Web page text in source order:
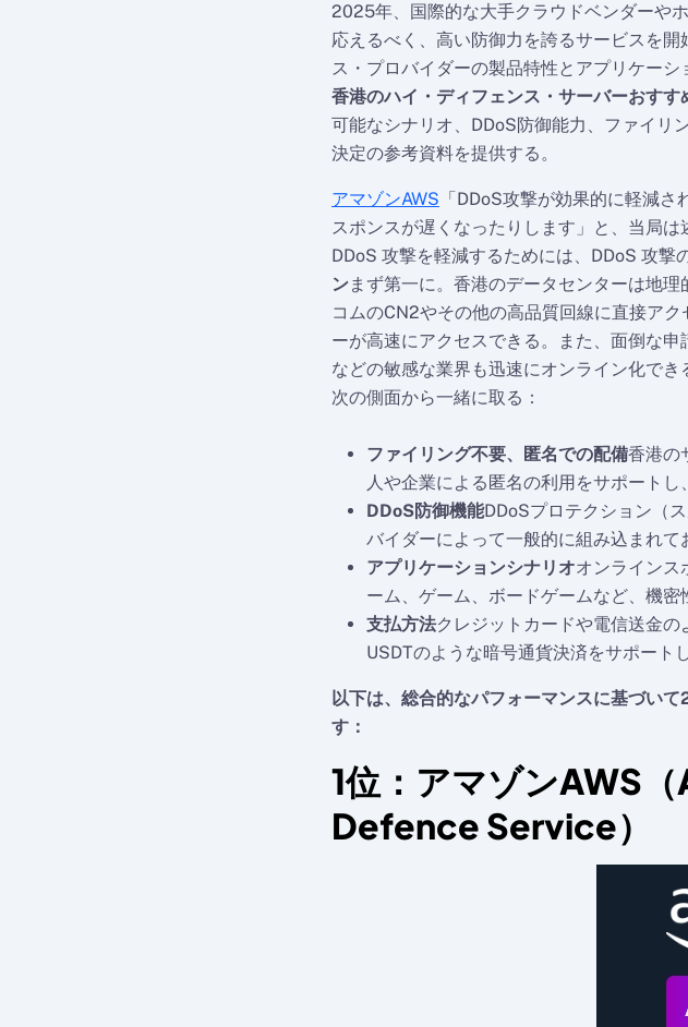
2025年、国際的な大手クラウドベンダーや
応えるべく、高い防御力を誇るサービスを
ス・プロバイダーの製品特性とアプリケー
香港のハイ・ディフェンス・サーバーおすす
可能なシナリオ、DDoS防御能力、ファイリ
決定の参考資料を提供する。
アマゾンAWS 「DDoS攻撃が効果的に軽減
スポンスが遅くなったりします」と、当局
DDoS 攻撃を軽減するためには、DDoS 攻撃
ンまず第一に。香港のデータセンターは地
コムのCN2やその他の高品質回線に直接ア
ーが高速にアクセスできる。また、面倒な
などの敏感な業界も迅速にオンライン化で
次の側面から一緒に取る：
ファイリング不要、匿名での配備香港の
人や企業による匿名の利用をサポートし
DDoS防御機能DDoSプロテクション（
バイダーによって一般的に組み込まれて
アプリケーションシナリオオンラインス
ーム、ゲーム、ボードゲームなど、機密
支払方法クレジットカードや電信送金
USDTのような暗号通貨決済をサポート
以下は、総合的なパフォーマンスに基づい
す：
1位：アマゾンAWS
Defence Service）